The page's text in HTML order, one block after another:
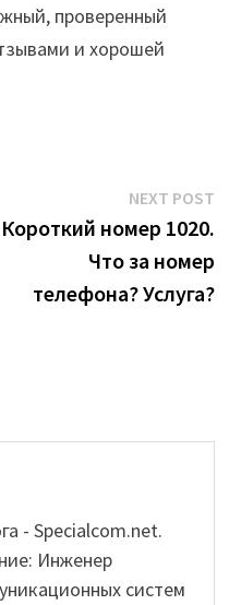
проверенный
и хорошей
NEXT POST
Короткий номер 1020.
Что за номер
телефона? Услуга?
- Specialcom.net.
Инженер
систем